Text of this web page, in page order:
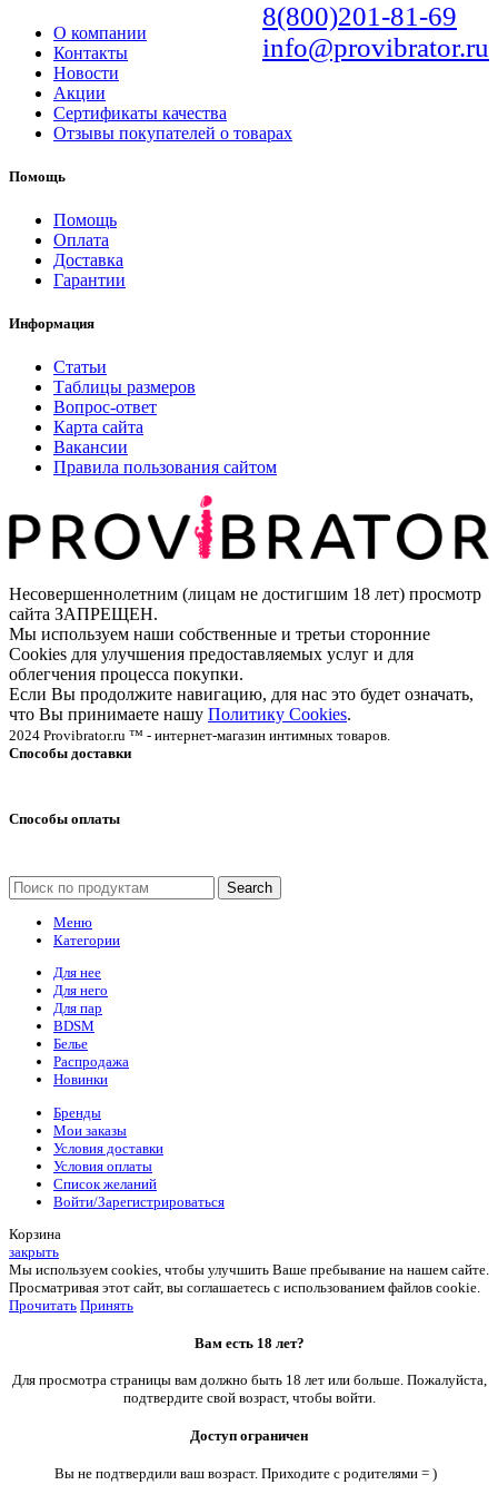
8(800)201-81-69
info@provibrator.ru
О компании
Контакты
Новости
Акции
Сертификаты качества
Отзывы покупателей о товарах
Помощь
Помощь
Оплата
Доставка
Гарантии
Информация
Статьи
Таблицы размеров
Вопрос-ответ
Карта сайта
Вакансии
Правила пользования сайтом
Несовершеннолетним (лицам не достигшим 18 лет) просмотр
сайта ЗАПРЕЩЕН.
Мы используем наши собственные и третьи сторонние
Cookies для улучшения предоставляемых услуг и для
облегчения процесса покупки.
Если Вы продолжите навигацию, для нас это будет означать,
что Вы принимаете нашу Политику Cookies.
2024 Provibrator.ru ™ - интернет-магазин интимных товаров.
Способы доставки
Способы оплаты
Search
Меню
Категории
Для нее
Для него
Для пар
BDSM
Белье
Распродажа
Новинки
Бренды
Мои заказы
Условия доставки
Условия оплаты
Список желаний
Войти/Зарегистрироваться
Корзина
закрыть
Мы используем cookies, чтобы улучшить Ваше пребывание на нашем сайте.
Просматривая этот сайт, вы соглашаетесь с использованием файлов cookie.
Прочитать Принять
Вам есть 18 лет?
Для просмотра страницы вам должно быть 18 лет или больше. Пожалуйста,
подтвердите свой возраст, чтобы войти.
Доступ ограничен
Вы не подтвердили ваш возраст. Приходите с родителями = )